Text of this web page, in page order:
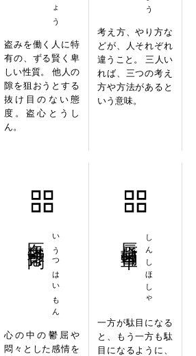
盗みを働く人に特
有の、ずる賢く卑
しい性質。 他人の
隙を狙おうとする
抜け目のない態
度。盗心とうし
ん。
考え方、やり方な
どが、人それぞれ
違うこと。 三人い
れば、三つの考え
方や方法があると
いう意味。
いうつはいもん
心の中の鬱屈や
悶々とした感情を
しんしほしゃ
一方が駄目になる
と、もう一方も駄
目になるように、